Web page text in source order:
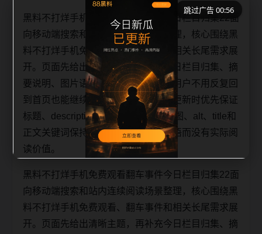
黑料不打烊手机免费观看翻车事件今日栏目归集22面
向移动端搜索和站内连续阅读场景整理，核心围绕黑
料不打烊手机免费观看、翻车事件和相关长尾需求展
开。页面先给出清晰主题，再补充今日栏目归集、摘
要说明、图片语义和可点击入口，让用户不用反复回
到首页也能继续浏览同类内容。每日更新时优先保证
标题、description、canonical、主题图、alt、title和
正文关键词保持一致，避免只替换词语而没有实际阅
读价值。
黑料不打烊手机免费观看翻车事件今日栏目归集22面
向移动端搜索和站内连续阅读场景整理，核心围绕黑
料不打烊手机免费观看、翻车事件和相关长尾需求展
开。页面先给出清晰主题，再补充今日栏目归集、摘
跳过广告 00:56